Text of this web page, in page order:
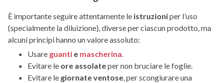
È importante seguire attentamente le istruzioniper l’uso
(specialmente la diluizione), diverse per ciascun prodotto, ma
alcuni principi hanno un valore assoluto:
Usare guanti e mascherina.
Evitare le ore assolateper non bruciare le foglie.
Evitare le giornate ventose, per scongiurare una